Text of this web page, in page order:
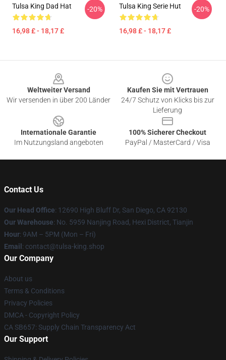
Tulsa King Dad Hat
16,98 £ - 18,17 £
-20% Tulsa King Serie Hut
16,98 £ - 18,17 £
-20%
Weltweiter Versand
Wir versenden in über 200 Länder
Kaufen Sie mit Vertrauen
24/7 Schutz von Klicks bis zur
Lieferung
Internationale Garantie
Im Nutzungsland angeboten
100% Sicherer Checkout
PayPal / MasterCard / Visa
Contact Us
Our Head Office: 12690 High Bluff Dr, San Diego, CA 92130
Our Warehouse: No. 5959 Nanjing Road, Hexi District, Tianjin
Hour: 9AM – 5PM (Mon – Fri)
Email : contact@tulsa-king.shop
Our Company
About us
Terms & Conditions
Privacy Policies
DMCA - Copyright Policy
CA SB657: Supply Chain Transparency Act
Our Support